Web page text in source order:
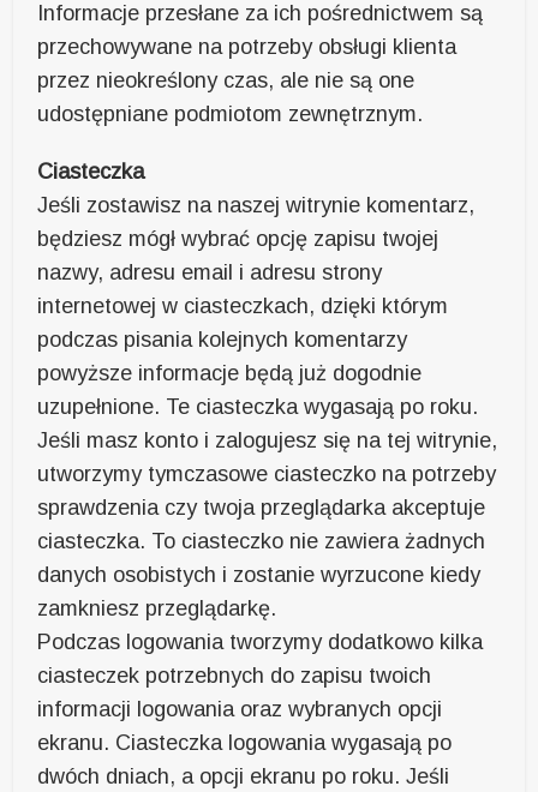
Informacje przesłane za ich pośrednictwem są
przechowywane na potrzeby obsługi klienta
przez nieokreślony czas, ale nie są one
udostępniane podmiotom zewnętrznym.
Ciasteczka
Jeśli zostawisz na naszej witrynie komentarz,
będziesz mógł wybrać opcję zapisu twojej
nazwy, adresu email i adresu strony
internetowej w ciasteczkach, dzięki którym
podczas pisania kolejnych komentarzy
powyższe informacje będą już dogodnie
uzupełnione. Te ciasteczka wygasają po roku.
Jeśli masz konto i zalogujesz się na tej witrynie,
utworzymy tymczasowe ciasteczko na potrzeby
sprawdzenia czy twoja przeglądarka akceptuje
ciasteczka. To ciasteczko nie zawiera żadnych
danych osobistych i zostanie wyrzucone kiedy
zamkniesz przeglądarkę.
Podczas logowania tworzymy dodatkowo kilka
ciasteczek potrzebnych do zapisu twoich
informacji logowania oraz wybranych opcji
ekranu. Ciasteczka logowania wygasają po
dwóch dniach, a opcji ekranu po roku. Jeśli